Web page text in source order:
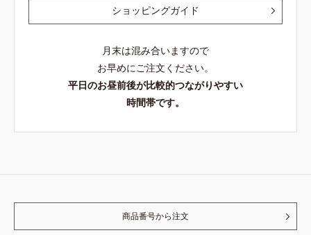
ショッピングガイド
月末は混み合いますので
お早めにご注文ください。
平日のお昼前後が比較的つながりやすい
時間帯です。
商品番号から注文